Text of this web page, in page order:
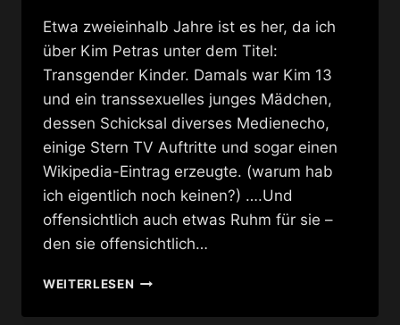
Etwa zweieinhalb Jahre ist es her, da ich
über Kim Petras unter dem Titel:
Transgender Kinder. Damals war Kim 13
und ein transsexuelles junges Mädchen,
dessen Schicksal diverses Medienecho,
einige Stern TV Auftritte und sogar einen
Wikipedia-Eintrag erzeugte. (warum hab
ich eigentlich noch keinen?) ….Und
offensichtlich auch etwas Ruhm für sie –
den sie offensichtlich…
WEITERLESENKIM
SINGT